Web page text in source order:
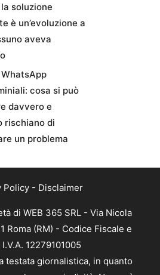
soluzione
è un’evoluzione a
aveva
cosa si può
davvero e
rischiano di
un problema
Policy- Disclaimer
di WEB 365 SRL - Via Nicola
Roma (RM) - Codice Fiscale e
12279101005
testata giornalistica, in quanto